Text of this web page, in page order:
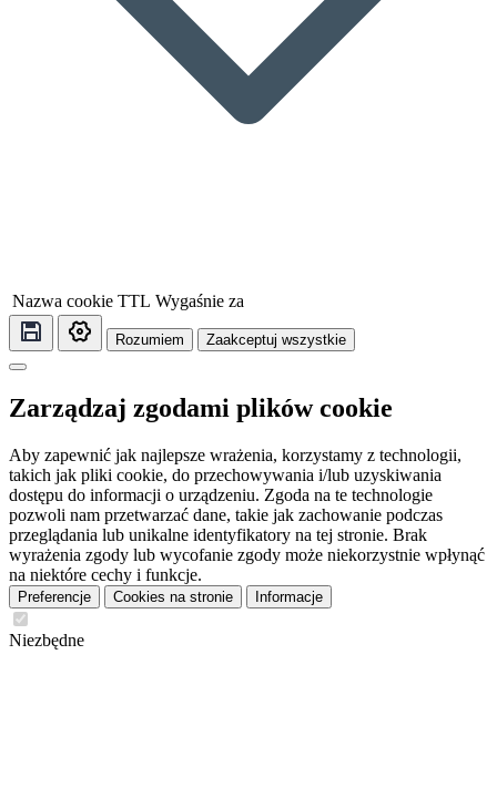
Nazwa cookie TTL Wygaśnie za
Rozumiem Zaakceptuj wszystkie
Zarządzaj zgodami plików cookie
Aby zapewnić jak najlepsze wrażenia, korzystamy z technologii,
takich jak pliki cookie, do przechowywania i/lub uzyskiwania
dostępu do informacji o urządzeniu. Zgoda na te technologie
pozwoli nam przetwarzać dane, takie jak zachowanie podczas
przeglądania lub unikalne identyfikatory na tej stronie. Brak
wyrażenia zgody lub wycofanie zgody może niekorzystnie wpłynąć
na niektóre cechy i funkcje.
Preferencje Cookies na stronie Informacje
Niezbędne